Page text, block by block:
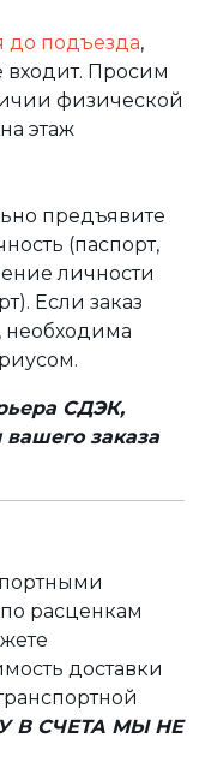
до подъезда,
входит. Просим
физической
этаж
предъявите
(паспорт,
личности
Если заказ
необходима
СДЭК,
заказа
расценкам
доставки
В СЧЕТА МЫ НЕ